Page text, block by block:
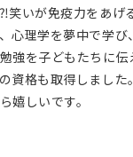
笑いが免疫力をあげ
心理学を夢中で学び、
強を子どもたちに伝
資格も取得しました。
嬉しいです。